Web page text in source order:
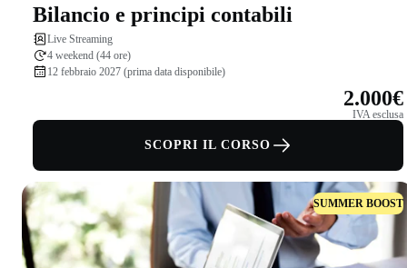
Bilancio e principi contabili
Live Streaming
4 weekend (44 ore)
12 febbraio 2027 (prima data disponibile)
2.000€
IVA esclusa
SCOPRI IL CORSO
SUMMER BOOST